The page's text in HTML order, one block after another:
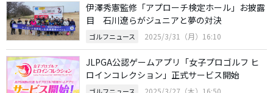
伊澤秀憲監修「アプローチ検定ホール」お披露
目 石川遼らがジュニアと夢の対決
ゴルフニュース 2025/3/31（月）16:10
JLPGA公認ゲームアプリ「女子プロゴルフ ヒ
ロインコレクション」正式サービス開始
ゴルフニュース 2025/3/27（木）16:50